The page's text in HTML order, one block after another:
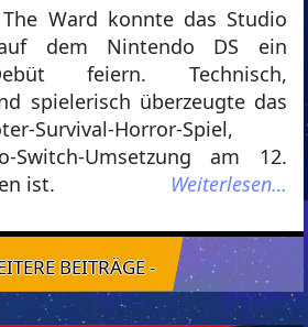
Ward konnte das Studio
dem Nintendo DS ein
feiern. Technisch,
spielerisch überzeugte das
Survival-Horror-Spiel,
Switch-Umsetzung am 12.
ist.
Weiterlesen…
BEITRÄGE -